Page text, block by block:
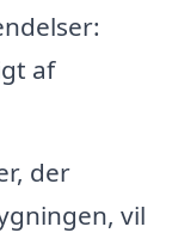
af
der
vil